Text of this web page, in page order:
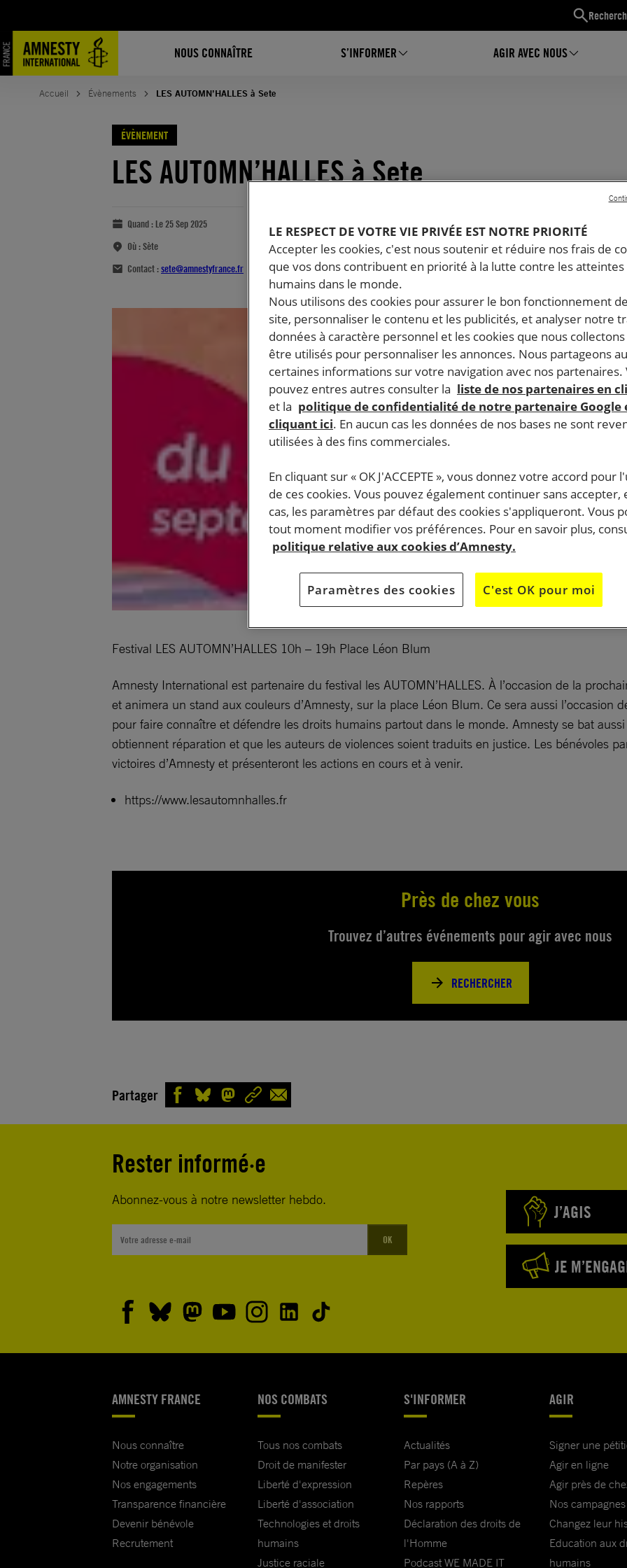
NOUS CONNAÎTRE S’INFORMER AGIR AVEC NOUS
Accueil Évènements LES AUTOMN’HALLES à Sete
ÉVÈNEMENT
LES AUTOMN’HALLES à Sete
Quand : Le 25 Sep 2025
Où :Sète
Contact :sete@amnestyfrance.fr
Festival LES AUTOMN’HALLES 10h – 19h Place Léon Blum
Amnesty International est partenaire du festival les AUTOMN’HALLES. À l’occasion de la
et animera un stand aux couleurs d’Amnesty, sur la place Léon Blum. Ce sera aussi l’occasion
pour faire connaître et défendre les droits humains partout dans le monde. Amnesty se bat
obtiennent réparation et que les auteurs de violences soient traduits en justice. Les bénévoles
victoires d’Amnesty et présenteront les actions en cours et à venir.
https://www.lesautomnhalles.fr
Près de chez vous
Trouvez d’autres événements pour agir avec nous
RECHERCHER
Partager
Rester informé·e
Abonnez-vous à notre newsletter hebdo.
OK
J’AGIS
JE
AMNESTY FRANCE
Nous connaître
Notre organisation
Nos engagements
Transparence financière
Devenir bénévole
Recrutement
NOS COMBATS
Tous nos combats
Droit de manifester
Liberté d'expression
Liberté d'association
Technologies et droits
humains
Justice raciale
S'INFORMER
Actualités
Par pays (A à Z)
Repères
Nos rapports
Déclaration des droits de
l'Homme
Podcast WE MADE IT
AGIR
Signer une
Agir en ligne
Agir près de
Nos campagnes
Changez leur
Education aux
humains
LE RESPECT DE VOTRE VIE PRIVÉE EST NOTRE PRIORITÉ
Accepter les cookies, c'est nous soutenir et réduire nos frais de
que vos dons contribuent en priorité à la lutte contre les
humains dans le monde.
Nous utilisons des cookies pour assurer le bon fonctionnement
site, personnaliser le contenu et les publicités, et analyser notre
données à caractère personnel et les cookies que nous
être utilisés pour personnaliser les annonces. Nous partageons
certaines informations sur votre navigation avec nos partenaires.
pouvez entres autres consulter la liste de nos partenaires en
et la politique de confidentialité de notre partenaire Google
cliquant ici. En aucun cas les données de nos bases ne sont
utilisées à des fins commerciales.
En cliquant sur « OK J'ACCEPTE », vous donnez votre accord pour
de ces cookies. Vous pouvez également continuer sans accepter,
cas, les paramètres par défaut des cookies s'appliqueront. Vous
tout moment modifier vos préférences. Pour en savoir plus,
politique relative aux cookies d’Amnesty.
Paramètres des cookies C'est OK pour moi